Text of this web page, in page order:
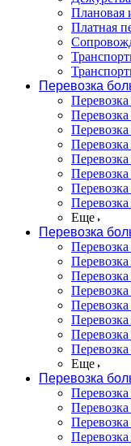
Плановая
Платная
Перевозка
Еще
Перевозка
Еще
Перевозка